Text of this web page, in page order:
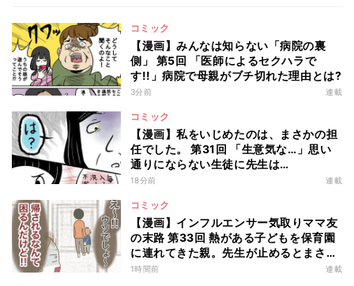
コミック
【漫画】みんなは知らない「病院の裏
側」 第5回 「医師によるセクハラで
す!!」病院で母親がブチ切れた理由とは?
3分前 連載
コミック
【漫画】私をいじめたのは、まさかの担
任でした。 第31回 「生意気な…」思い
通りにならない生徒に先生は…
18分前 連載
コミック
【漫画】インフルエンサー気取りママ友
の末路 第33回 熱がある子どもを保育園
に連れてきた親。先生が止めるとまさか
の行動に!?
1時間前 連載